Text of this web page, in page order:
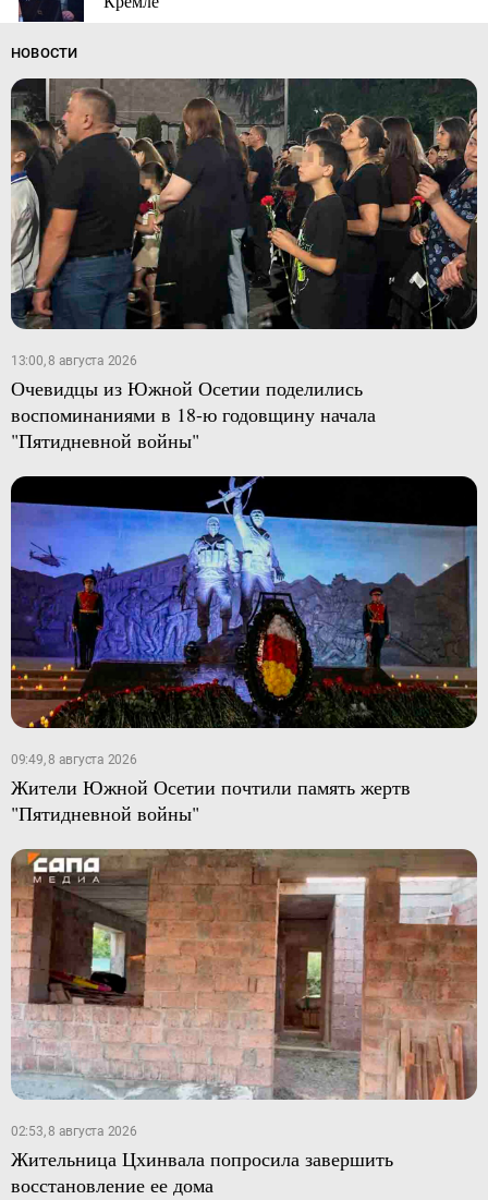
НОВОСТИ
13:00, 8 августа 2026
Очевидцы из Южной Осетии поделились
воспоминаниями в 18-ю годовщину начала
"Пятидневной войны"
09:49, 8 августа 2026
Жители Южной Осетии почтили память жертв
"Пятидневной войны"
02:53, 8 августа 2026
Жительница Цхинвала попросила завершить
восстановление ее дома